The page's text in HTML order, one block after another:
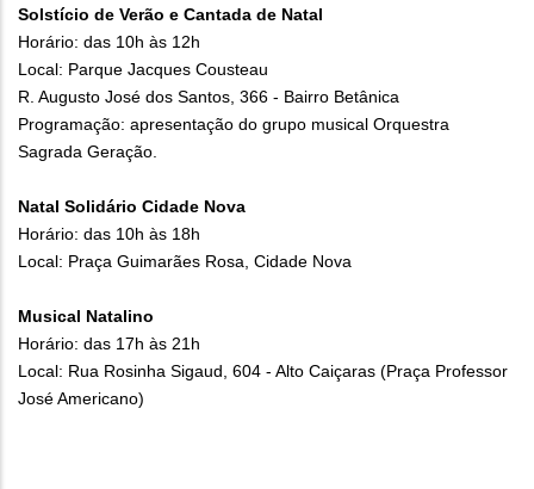
Solstício de Verão e Cantada de Natal
Horário: das 10h às 12h
Local: Parque Jacques Cousteau
R. Augusto José dos Santos, 366 - Bairro Betânica
Programação: apresentação do grupo musical Orquestra
Sagrada Geração.
Natal Solidário Cidade Nova
Horário: das 10h às 18h
Local: Praça Guimarães Rosa, Cidade Nova
Musical Natalino
Horário: das 17h às 21h
Local: Rua Rosinha Sigaud, 604 - Alto Caiçaras (Praça Professor
José Americano)